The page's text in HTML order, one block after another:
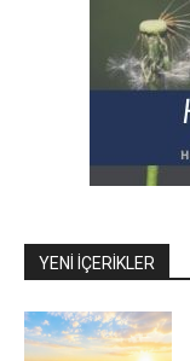
YENI İÇERIKLER